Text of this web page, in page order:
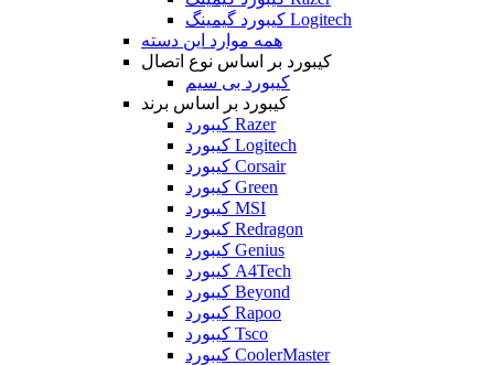
کیبورد گیمینگ Logitech
همه موارد این دسته
کیبورد بر اساس نوع اتصال
کیبورد بی سیم
کیبورد بر اساس برند
کیبورد Razer
کیبورد Logitech
کیبورد Corsair
کیبورد Green
کیبورد MSI
کیبورد Redragon
کیبورد Genius
کیبورد A4Tech
کیبورد Beyond
کیبورد Rapoo
کیبورد Tsco
کیبورد CoolerMaster